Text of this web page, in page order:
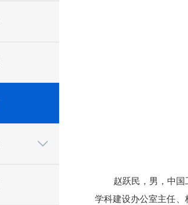
赵跃民，男，中
学科建设办公室主任